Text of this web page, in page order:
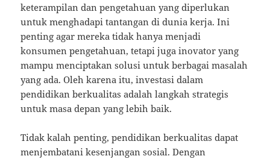
keterampilan dan pengetahuan yang diperlukan
untuk menghadapi tantangan di dunia kerja. Ini
penting agar mereka tidak hanya menjadi
konsumen pengetahuan, tetapi juga inovator yang
mampu menciptakan solusi untuk berbagai masalah
yang ada. Oleh karena itu, investasi dalam
pendidikan berkualitas adalah langkah strategis
untuk masa depan yang lebih baik.
Tidak kalah penting, pendidikan berkualitas dapat
menjembatani kesenjangan sosial. Dengan